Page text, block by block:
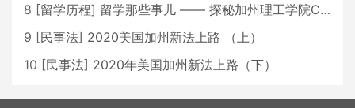
8 [留学历程] 留学那些事儿 —— 探秘加州理工学院Caltech博士生活 [上集]
9 [民事法] 2020美国加州新法上路 （上）
10 [民事法] 2020年美国加州新法上路（下）